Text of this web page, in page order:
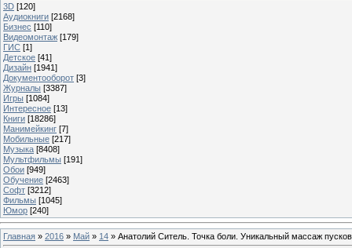
3D [120]
Аудиокниги [2168]
Бизнес [110]
Видеомонтаж [179]
ГИС [1]
Детское [41]
Дизайн [1941]
Документооборот [3]
Журналы [3387]
Игры [1084]
Интересное [13]
Книги [18286]
Манимейкинг [7]
Мобильные [217]
Музыка [8408]
Мультфильмы [191]
Обои [949]
Обучение [2463]
Софт [3212]
Фильмы [1045]
Юмор [240]
Главная » 2016 » Май » 14 » Анатолий Ситель. Точка боли. Уникальный массаж